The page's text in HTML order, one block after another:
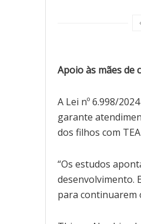
Apoio às mães de
A Lei nº 6.998/
garante
dos filhos com
“Os estudos
desenvolvimento.
para continuarem